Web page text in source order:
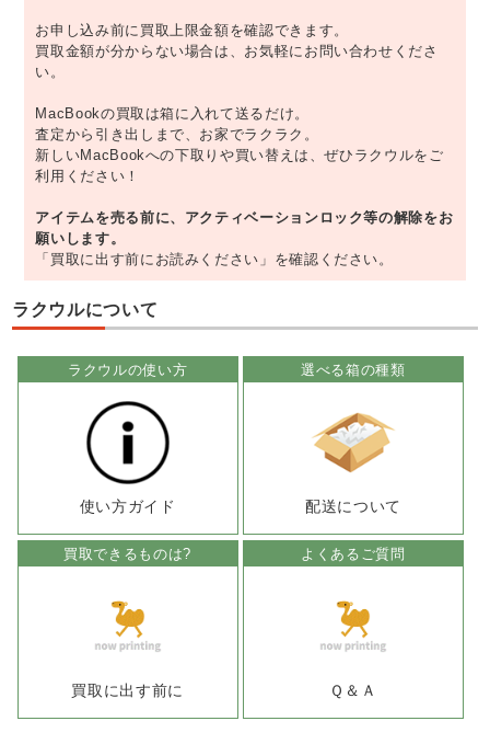
お申し込み前に買取上限金額を確認できます。
買取金額が分からない場合は、お気軽にお問い合わせくださ
い。
MacBookの買取は箱に入れて送るだけ。
査定から引き出しまで、お家でラクラク。
新しいMacBookへの下取りや買い替えは、ぜひラクウルをご
利用ください！
アイテムを売る前に、アクティベーションロック等の解除をお
願いします。
「買取に出す前にお読みください」を確認ください。
ラクウルについて
ラクウルの使い方
使い方ガイド
選べる箱の種類
配送について
買取できるものは?
買取に出す前に
よくあるご質問
Ｑ＆Ａ